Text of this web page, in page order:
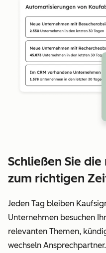
Schließen Sie
zum richtigen
Jeden Tag bleiben
Unternehmen besuchen
relevanten Themen,
wechseln